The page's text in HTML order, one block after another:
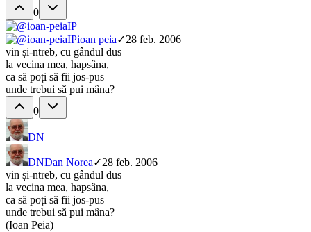
0
IP
IPioan peia✓28 feb. 2006
vin și-ntreb, cu gândul dus
la vecina mea, hapsâna,
ca să poți să fii jos-pus
unde trebui să pui mâna?
0
DN
DNDan Norea✓28 feb. 2006
vin și-ntreb, cu gândul dus
la vecina mea, hapsâna,
ca să poți să fii jos-pus
unde trebui să pui mâna?
(Ioan Peia)